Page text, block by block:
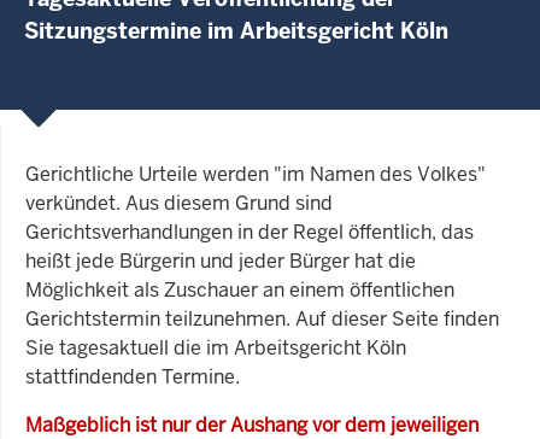
Sitzungstermine im Arbeitsgericht Köln
Gerichtliche Urteile werden "im Namen des Volkes"
verkündet. Aus diesem Grund sind
Gerichtsverhandlungen in der Regel öffentlich, das
heißt jede Bürgerin und jeder Bürger hat die
Möglichkeit als Zuschauer an einem öffentlichen
Gerichtstermin teilzunehmen. Auf dieser Seite finden
Sie tagesaktuell die im Arbeitsgericht Köln
stattfindenden Termine.
Maßgeblich ist nur der Aushang vor dem jeweiligen